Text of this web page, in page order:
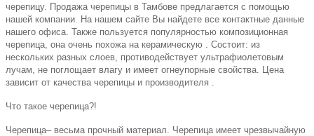
черепицу. Продажа черепицы в Тамбове предлагается с помощью
нашей компании . На нашем сайте Вы найдете все контактные данные
нашего офиса. Также пользуется популярностью композиционная
черепица, она очень похожа на керамическую . Состоит: из
нескольких разных слоев, противодействует ультрафиолетовым
лучам, не поглощает влагу и имеет огнеупорные свойства.
Цена
зависит от качества черепицы и производителя .
Что такое черепица?!
Черепица– весьма прочный материал.
Черепица имеет чрезвычайную